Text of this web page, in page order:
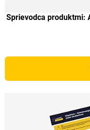
Sprievodca produktmi: